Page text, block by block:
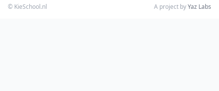
© KieSchool.nl A project byYaz Labs